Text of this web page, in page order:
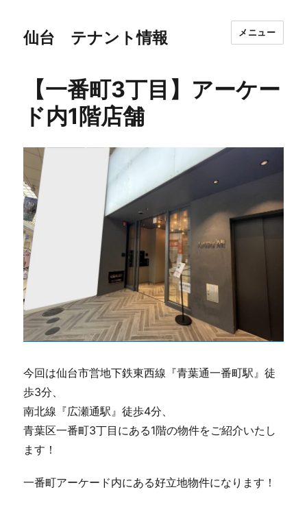
仙台 テナント情報 メニュー
【一番町3丁目】アーケー
ド内1階店舗
今回は仙台市営地下鉄東西線『青葉通一番町駅』徒
歩3分、
南北線『広瀬通駅』徒歩4分、
青葉区一番町3丁目にある1階の物件をご紹介いたし
ます！
一番町アーケード内にある好立地物件になります！